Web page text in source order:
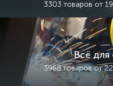
3303 товаров от
Всё для
3968 товаров от